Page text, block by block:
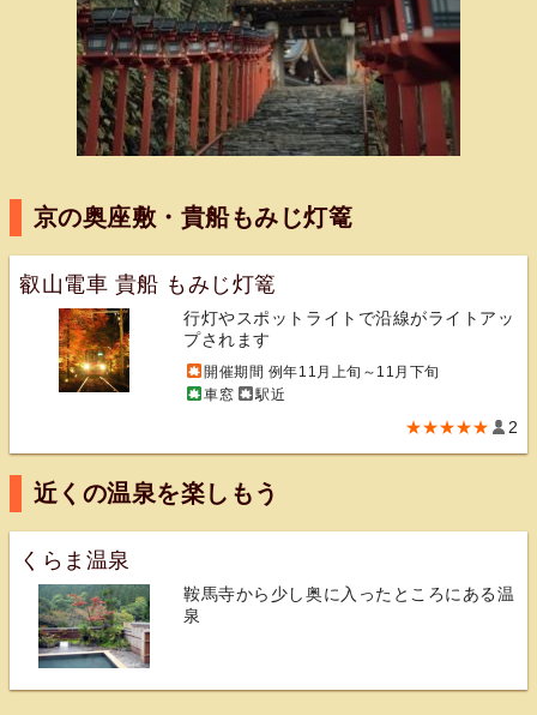
京の奥座敷・貴船もみじ灯篭
叡山電車 貴船 もみじ灯篭
行灯やスポットライトで沿線がライトアッ
プされます
開催期間 例年11月上旬～11月下旬
車窓
駅近
★★★★★ 2
近くの温泉を楽しもう
くらま温泉
鞍馬寺から少し奥に入ったところにある温
泉